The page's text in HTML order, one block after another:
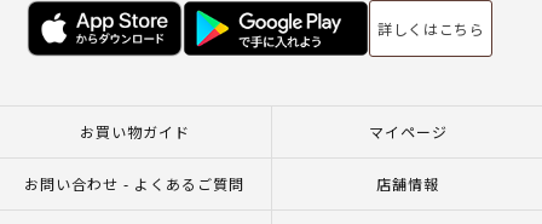
詳しくはこちら
お買い物ガイド マイページ
お問い合わせ - よくあるご質問 店舗情報